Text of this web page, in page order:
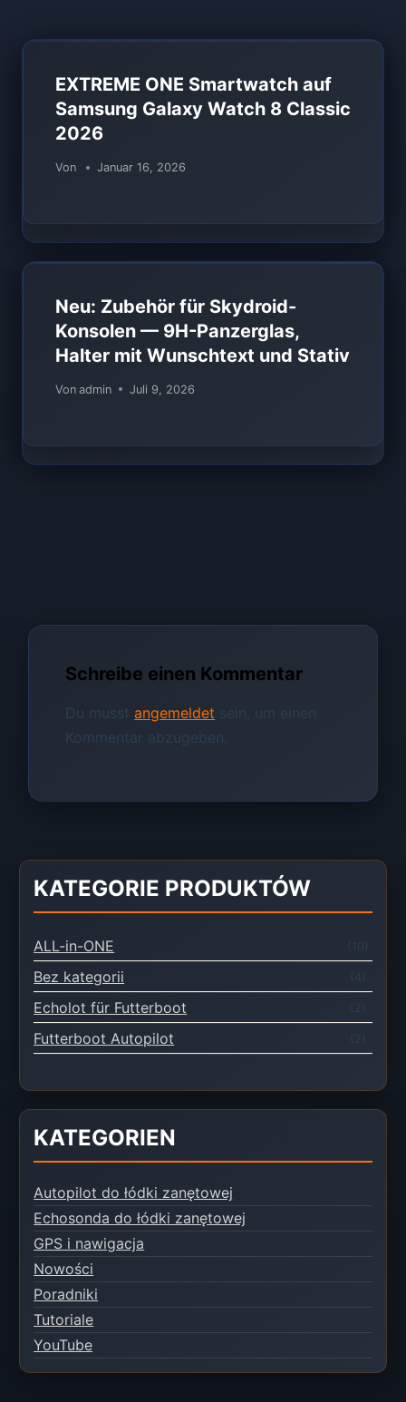
EXTREME ONE Smartwatch auf
Samsung Galaxy Watch 8 Classic
2026
Von Januar 16, 2026
Neu: Zubehör für Skydroid-
Konsolen — 9H-Panzerglas,
Halter mit Wunschtext und Stativ
Von admin Juli 9, 2026
Schreibe einen Kommentar
Du musstangemeldet sein, um einen
Kommentar abzugeben.
KATEGORIE PRODUKTÓW
ALL-in-ONE (10)
Bez kategorii (4)
Echolot für Futterboot
Futterboot Autopilot
KATEGORIEN
Autopilot do łódki zanętowej
Echosonda do łódki zanętowej
GPS i nawigacja
Nowości
Poradniki
Tutoriale
YouTube